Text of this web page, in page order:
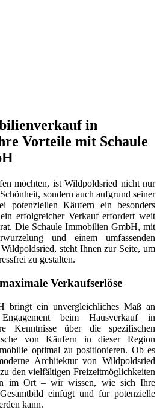
in
Vorteile mit Schaule
möchten, ist Wildpoldsried nicht nur
sondern auch aufgrund seiner
potenziellen Käufern ein besonders
erfolgreicher Verkauf erfordert weit
Die Schaule Immobilien GmbH, mit
und einem umfassenden
steht Ihnen zur Seite, um
zu gestalten.
Verkaufserlöse
bringt ein unvergleichliches Maß an
beim Hausverkauf in
Kenntnisse über die spezifischen
von Käufern in dieser Region
optimal zu positionieren. Ob es
Architektur von Wildpoldsried
den vielfältigen Freizeitmöglichkeiten
im Ort – wir wissen, wie sich Ihre
einfügt und für potenzielle
kann.